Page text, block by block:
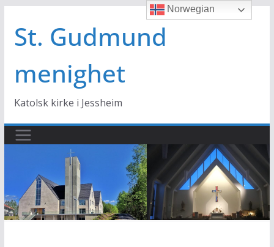
innholdet
St. Gudmund
menighet
Katolsk kirke i Jessheim
Norwegian